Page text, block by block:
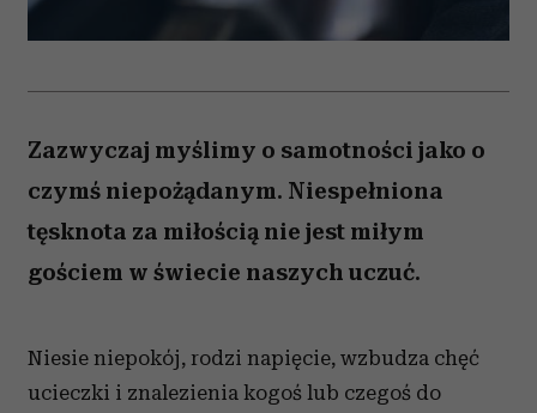
Zazwyczaj myślimy o samotności jako o
czymś niepożądanym. Niespełniona
tęsknota za miłością nie jest miłym
gościem w świecie naszych uczuć.
Niesie niepokój, rodzi napięcie, wzbudza chęć
ucieczki i znalezienia kogoś lub czegoś do